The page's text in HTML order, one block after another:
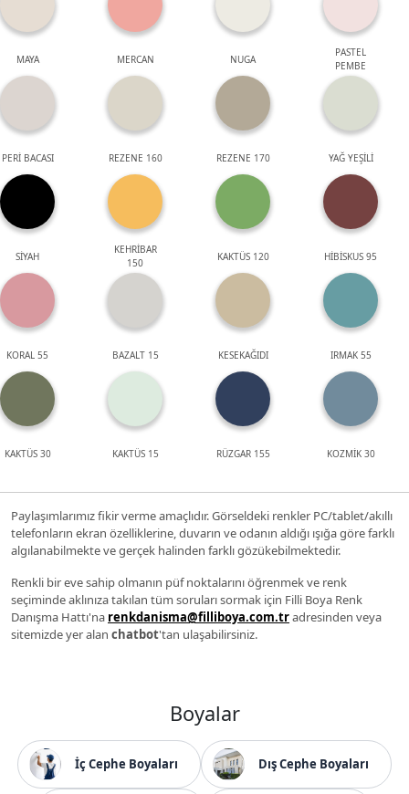
MAYA MERCAN NUGA
PASTEL
PEMBE
PERİ BACASI REZENE 160 REZENE 170 YAĞ YEŞİLİ
SİYAH
KEHRİBAR
150
KAKTÜS 120 HİBİSKUS 95
KORAL 55 BAZALT 15 KESEKAĞIDI IRMAK 55
KAKTÜS 30 KAKTÜS 15 RÜZGAR 155 KOZMİK 30
Paylaşımlarımız fikir verme amaçlıdır. Görseldeki renkler PC/tablet/akıllı
telefonların ekran özelliklerine, duvarın ve odanın aldığı ışığa göre farklı
algılanabilmekte ve gerçek halinden farklı gözükebilmektedir.
Renkli bir eve sahip olmanın püf noktalarını öğrenmek ve renk
seçiminde aklınıza takılan tüm soruları sormak için Filli Boya Renk
Danışma Hattı'na renkdanisma@filliboya.com.tradresinden veya
sitemizde yer alan chatbot'tan ulaşabilirsiniz.
Boyalar
İç Cephe Boyaları Dış Cephe Boyaları